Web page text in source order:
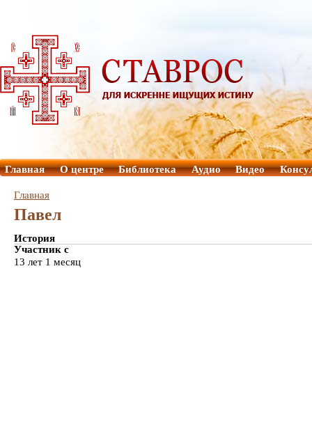
Главная О центре Библиотека Аудио Видео
Главная
Павел
История
Участник с
13 лет 1 месяц